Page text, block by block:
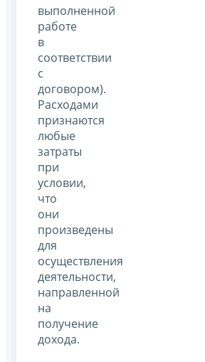
выполненной
работе
в
соответствии
с
договором).
Расходами
признаются
любые
затраты
при
условии,
что
они
произведены
для
осуществления
деятельности,
направленной
на
получение
дохода.